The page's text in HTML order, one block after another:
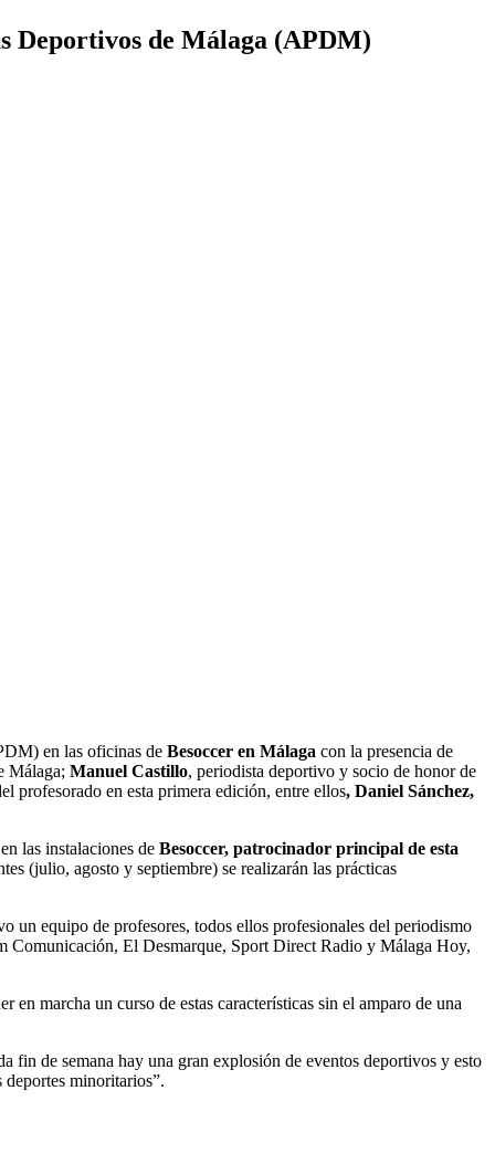
Deportivos de Málaga (APDM)
en las oficinas de Besoccer en Málaga con la presencia de
Málaga; Manuel Castillo, periodista deportivo y socio de honor de
profesorado en esta primera edición, entre ellos, Daniel Sánchez,
las instalaciones de Besoccer, patrocinador principal de esta
(julio, agosto y septiembre) se realizarán las prácticas
un equipo de profesores, todos ellos profesionales del periodismo
Comunicación, El Desmarque, Sport Direct Radio y Málaga Hoy,
marcha un curso de estas características sin el amparo de una
fin de semana hay una gran explosión de eventos deportivos y esto
minoritarios”.